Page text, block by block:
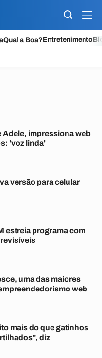
Qual a Boa?Entretenimento
Adele, impressiona web
'voz linda'
versão para celular
estreia programa com
uma das maiores
web
mais do que gatinhos
diz